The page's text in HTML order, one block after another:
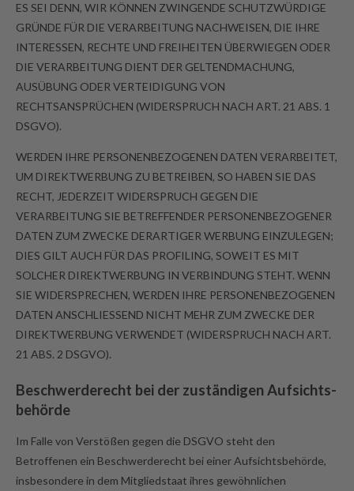
ES SEI DENN, WIR KÖNNEN ZWINGENDE SCHUTZWÜRDIGE
GRÜNDE FÜR DIE VERARBEITUNG NACHWEISEN, DIE IHRE
INTERESSEN, RECHTE UND FREIHEITEN ÜBERWIEGEN ODER
DIE VERARBEITUNG DIENT DER GELTENDMACHUNG,
AUSÜBUNG ODER VERTEIDIGUNG VON
RECHTSANSPRÜCHEN (WIDERSPRUCH NACH ART. 21 ABS. 1
DSGVO).
WERDEN IHRE PERSONENBEZOGENEN DATEN VERARBEITET,
UM DIREKTWERBUNG ZU BETREIBEN, SO HABEN SIE DAS
RECHT, JEDERZEIT WIDERSPRUCH GEGEN DIE
VERARBEITUNG SIE BETREFFENDER PERSONENBEZOGENER
DATEN ZUM ZWECKE DERARTIGER WERBUNG EINZULEGEN;
DIES GILT AUCH FÜR DAS PROFILING, SOWEIT ES MIT
SOLCHER DIREKTWERBUNG IN VERBINDUNG STEHT. WENN
SIE WIDERSPRECHEN, WERDEN IHRE PERSONENBEZOGENEN
DATEN ANSCHLIESSEND NICHT MEHR ZUM ZWECKE DER
DIREKTWERBUNG VERWENDET (WIDERSPRUCH NACH ART.
21 ABS. 2 DSGVO).
Beschwerde­recht bei der zuständigen Aufsichts­
behörde
Im Falle von Verstößen gegen die DSGVO steht den
Betroffenen ein Beschwerderecht bei einer Aufsichtsbehörde,
insbesondere in dem Mitgliedstaat ihres gewöhnlichen